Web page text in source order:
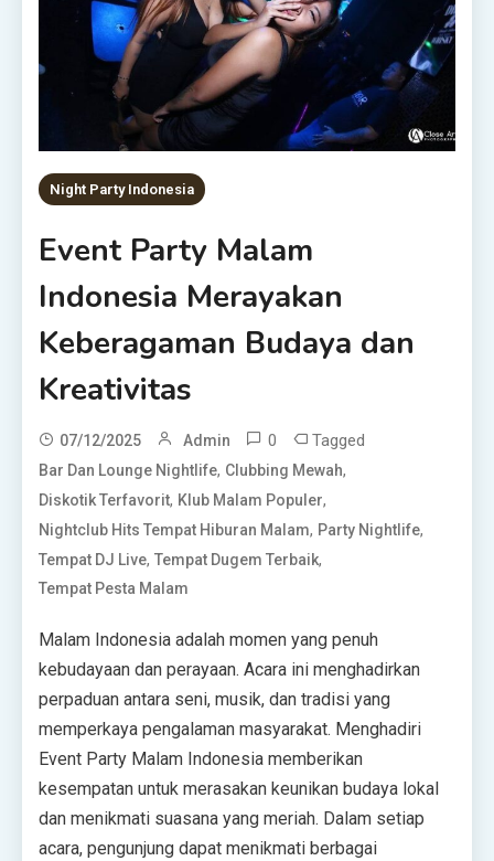
Night Party Indonesia
Event Party Malam
Indonesia Merayakan
Keberagaman Budaya dan
Kreativitas
07/12/2025 Admin 0 Tagged
Bar Dan Lounge Nightlife, Clubbing Mewah,
Diskotik Terfavorit, Klub Malam Populer,
Nightclub Hits Tempat Hiburan Malam, Party Nightlife,
Tempat DJ Live,Tempat Dugem Terbaik,
Tempat Pesta Malam
Malam Indonesia adalah momen yang penuh
kebudayaan dan perayaan. Acara ini menghadirkan
perpaduan antara seni, musik, dan tradisi yang
memperkaya pengalaman masyarakat. Menghadiri
Event Party Malam Indonesia memberikan
kesempatan untuk merasakan keunikan budaya lokal
dan menikmati suasana yang meriah. Dalam setiap
acara, pengunjung dapat menikmati berbagai